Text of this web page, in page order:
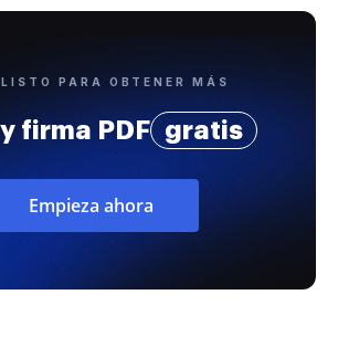
PARA OBTENER MÁS
firma PDF gratis
Empieza ahora